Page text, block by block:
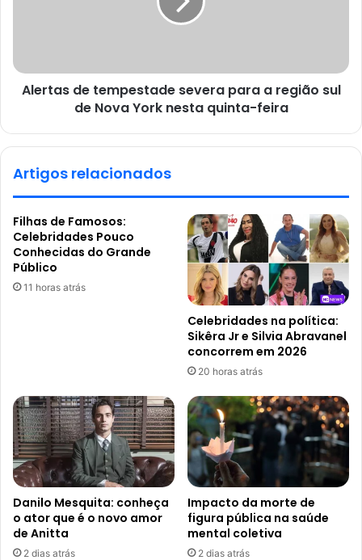
Alertas de tempestade severa para a região sul
de Nova York nesta quinta-feira
Artigos relacionados
Filhas de Famosos:
Celebridades Pouco
Conhecidas do Grande
Público
11 horas atrás
Celebridades na política:
Sikêra Jr e Silvia Abravanel
concorrem em 2026
20 horas atrás
Danilo Mesquita: conheça
o ator que é o novo amor
de Anitta
2 dias atrás
Impacto da morte de
figura pública na saúde
mental coletiva
2 dias atrás